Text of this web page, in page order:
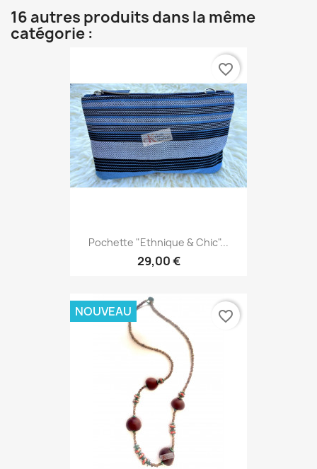
16 autres produits dans la même
catégorie :
Pochette "Ethnique & Chic"...
29,00 €
favorite_border
NOUVEAU favorite_border